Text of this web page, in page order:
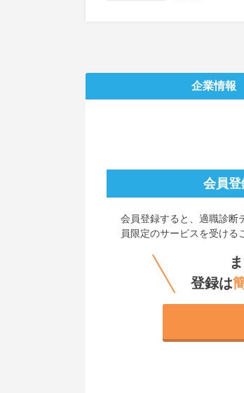
企業情報
会員登
会員登録すると、 適職診断
員限定のサービスを受ける
登録は